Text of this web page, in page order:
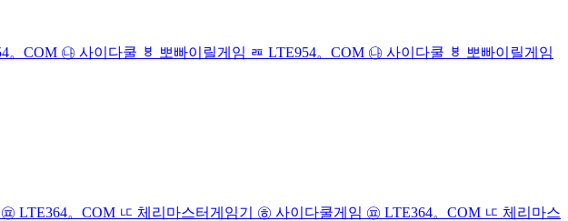
。COM ㉯ 사이다쿨 ㅸ 뽀빠이릴게임 ㄿ LTE954。COM ㉯ 사이다쿨 ㅸ 뽀빠이릴게임
LTE364。COM ㅦ 체리마스터게임기 ㉭ 사이다쿨게임 ㉬ LTE364。COM ㅦ 체리마스